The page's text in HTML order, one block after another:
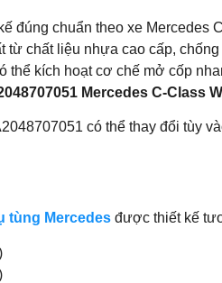
đúng chuẩn theo xe Mercedes
từ chất liệu nhựa cao cấp,
thể kích hoạt cơ chế mở cốp
Mercedes C-Class
có thể thay đổi tùy
tùng Mercedes được thiết kế